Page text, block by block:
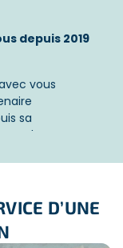
aux enfants
terrestre) :
écosystèmes.
depuis 2019
vous
sa
soutien
essentiel
D’UNE